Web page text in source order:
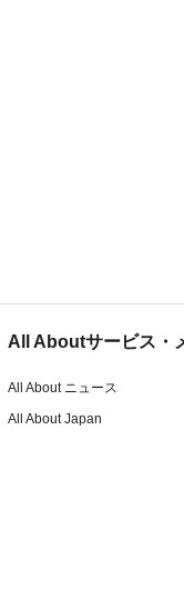
All Aboutサービス・
All About ニュース
All About Japan